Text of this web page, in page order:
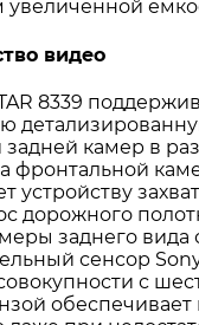
увеличенной
видео
8339
камер в
фронтальной
устройству
дорожного
заднего вида
сенсор
с
обеспечивает